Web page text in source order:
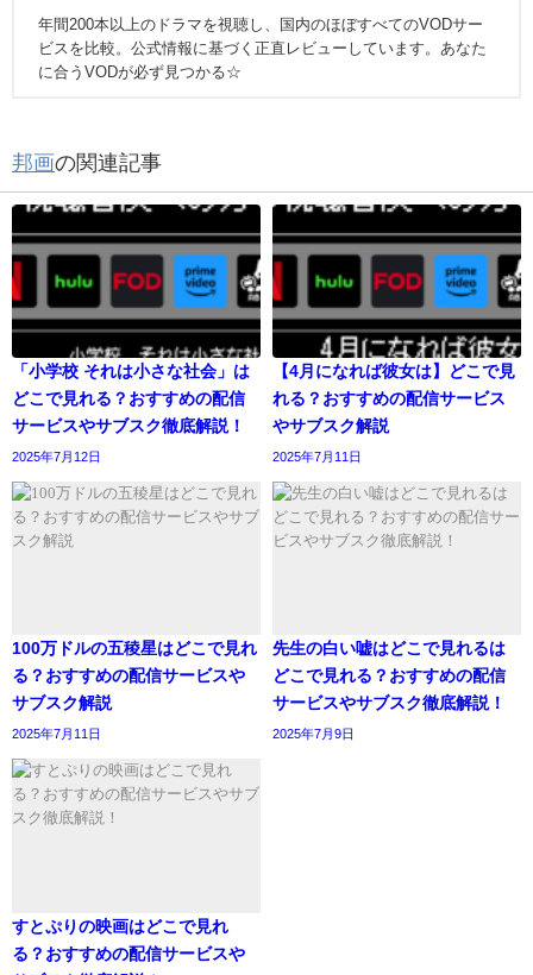
年間200本以上のドラマを視聴し、国内のほぼすべてのVODサー
ビスを比較。公式情報に基づく正直レビューしています。あなた
に合うVODが必ず見つかる☆
邦画の関連記事
「小学校 それは小さな社会」は
どこで見れる？おすすめの配信
サービスやサブスク徹底解説！
2025年7月12日
【4月になれば彼女は】どこで見
れる？おすすめの配信サービス
やサブスク解説
2025年7月11日
100万ドルの五稜星はどこで見れ
る？おすすめの配信サービスや
サブスク解説
2025年7月11日
先生の白い嘘はどこで見れるは
どこで見れる？おすすめの配信
サービスやサブスク徹底解説！
2025年7月9日
すとぷりの映画はどこで見れ
る？おすすめの配信サービスや